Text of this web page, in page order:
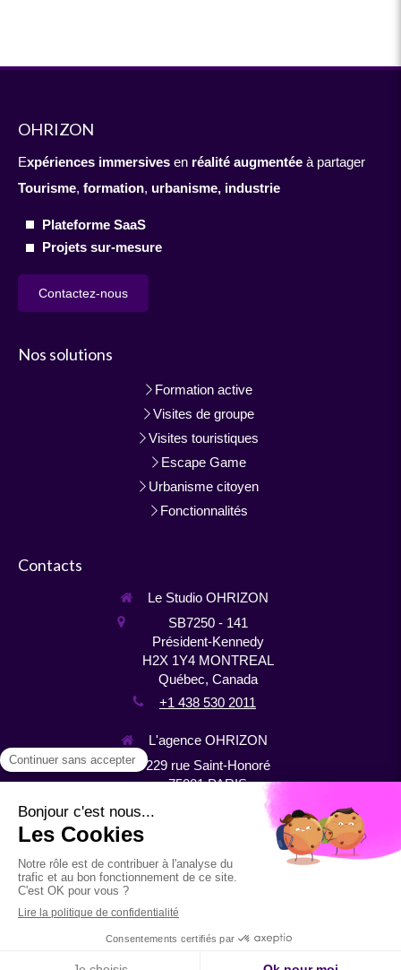
OHRIZON
Expériences immersives en réalité augmentée à partager
Tourisme, formation, urbanisme, industrie
Plateforme SaaS
Projets sur-mesure
Contactez-nous
Nos solutions
Formation active
Visites de groupe
Visites touristiques
Escape Game
Urbanisme citoyen
Fonctionnalités
Contacts
Le Studio OHRIZON
SB7250 - 141
Président-Kennedy
H2X 1Y4 MONTREAL
Québec, Canada
+1 438 530 2011
L'agence OHRIZON
229 rue Saint-Honoré
75001 PARIS
Plan du site
Mentions légales